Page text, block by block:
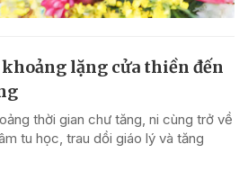
lặng cửa thiền đến
thời gian chư tăng, ni cùng trở về
tu học, trau dồi giáo lý và tăng